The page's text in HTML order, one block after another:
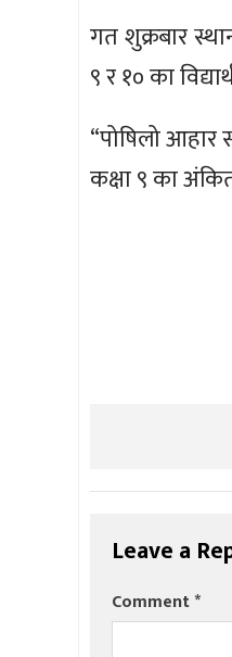
गत शुक्रबार
९ र १० का
“पोषिलो आहार
कक्षा ९ का
Leave a
Comment*